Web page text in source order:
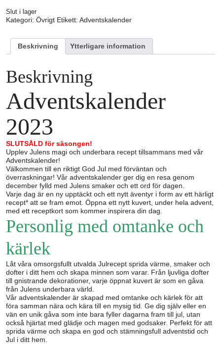
Slut i lager
Kategori: Övrigt Etikett: Adventskalender
Beskrivning Ytterligare information
Beskrivning
Adventskalender
2023
SLUTSÅLD för säsongen!
Upplev Julens magi och underbara recept tillsammans med vår
Adventskalender!
Välkommen till en riktigt God Jul med förväntan och
överraskningar! Vår adventskalender ger dig en resa genom
december fylld med Julens smaker och ett ord för dagen.
Varje dag är en ny upptäckt och ett nytt äventyr i form av ett härligt
recept* att se fram emot. Öppna ett nytt kuvert, under hela advent,
med ett receptkort som kommer inspirera din dag.
Personlig med omtanke och
kärlek
Låt våra omsorgsfullt utvalda Julrecept sprida värme, smaker och
dofter i ditt hem och skapa minnen som varar. Från ljuvliga dofter
till gnistrande dekorationer, varje öppnat kuvert är som en gåva
från Julens underbara värld.
Vår adventskalender är skapad med omtanke och kärlek för att
föra samman nära och kära till en mysig tid. Ge dig själv eller en
vän en unik gåva som inte bara fyller dagarna fram till jul, utan
också hjärtat med glädje och magen med godsaker. Perfekt för att
sprida värme och skapa en god och stämningsfull adventstid och
Jul i ditt hem.